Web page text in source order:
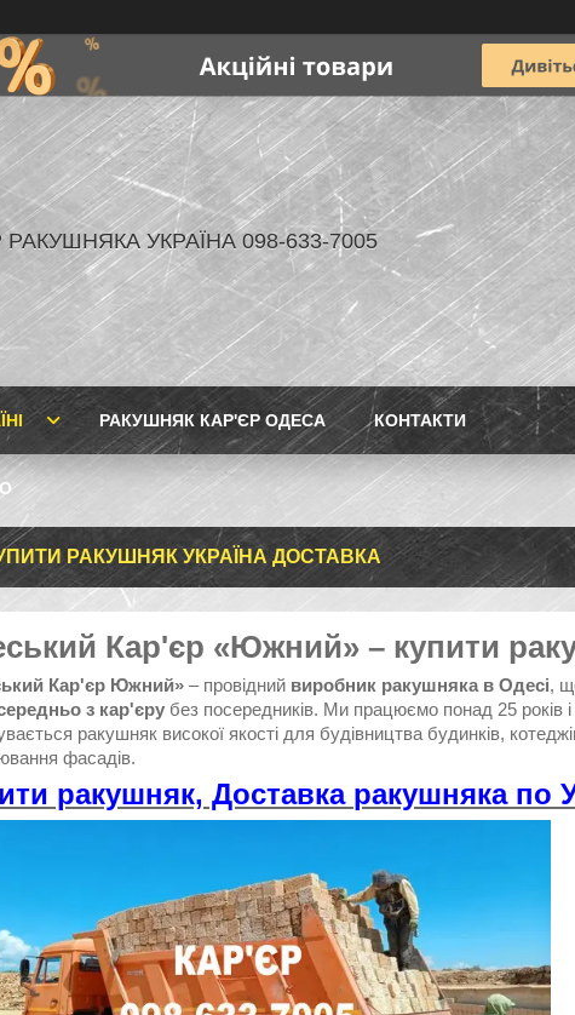
РАКУШНЯКА УКРАЇНА 098-633-7005
РАКУШНЯК КАР'ЄР ОДЕСА КОНТАКТИ
РАКУШНЯК УКРАЇНА ДОСТАВКА
Кар'єр «Южний» – купити
Кар'єр Южний» – провідний виробник ракушняка в Одесі,
з кар'єру без посередників. Ми працюємо понад 25 років і
ракушняк високої якості для будівництва будинків,
фасадів.
ракушняк, Доставка ракушняка по